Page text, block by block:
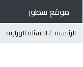
موقع سطور
الرئيسية الاسئلة الوزارية